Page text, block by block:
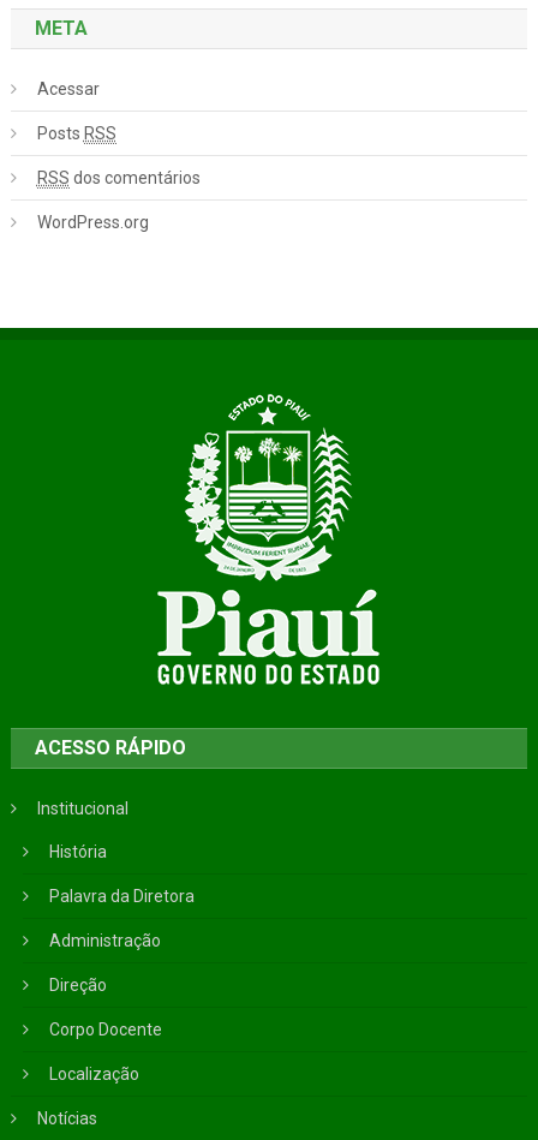
META
Acessar
Posts RSS
RSS dos comentários
WordPress.org
ACESSO RÁPIDO
Institucional
História
Palavra da Diretora
Administração
Direção
Corpo Docente
Localização
Notícias